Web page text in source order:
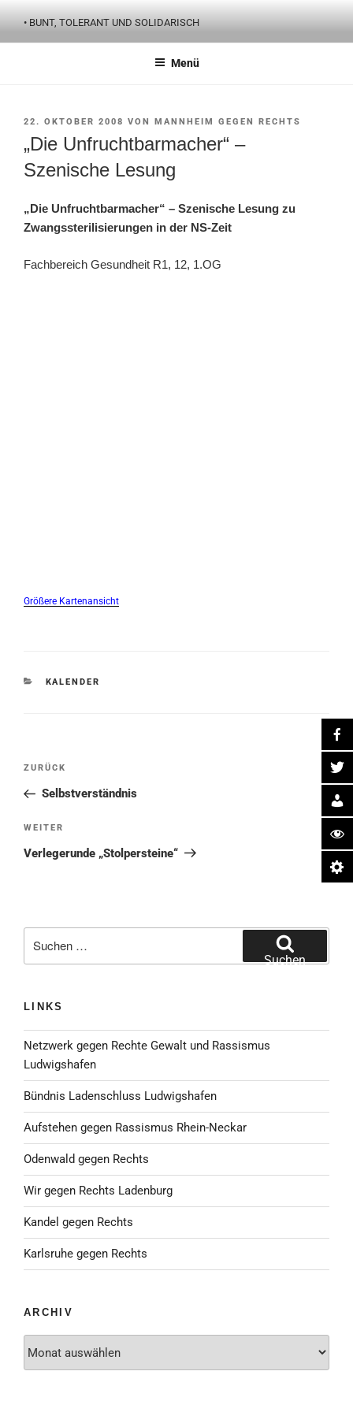
Inhalt
springen
• BUNT, TOLERANT UND SOLIDARISCH
Menü
VERÖFFENTLICHT
22. OKTOBER 2008 VON MANNHEIM GEGEN RECHTS
„Die Unfruchtbarmacher“ –
Szenische Lesung
„Die Unfruchtbarmacher“ – Szenische Lesung zu
Zwangssterilisierungen in der NS-Zeit
Fachbereich Gesundheit R1, 12, 1.OG
Größere Kartenansicht
KATEGORIEN
KALENDER
Beitragsnavigation
Vorheriger
Beitrag
ZURÜCK
Selbstverständnis
Nächster
Beitrag
WEITER
Verlegerunde „Stolpersteine“
nach:
Suchen
LINKS
Netzwerk gegen Rechte Gewalt und Rassismus
Ludwigshafen
Bündnis Ladenschluss Ludwigshafen
Aufstehen gegen Rassismus Rhein-Neckar
Odenwald gegen Rechts
Wir gegen Rechts Ladenburg
Kandel gegen Rechts
Karlsruhe gegen Rechts
ARCHIV